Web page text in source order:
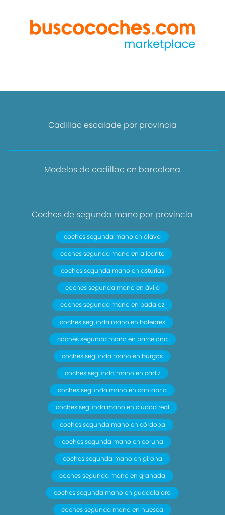
Cadillac escalade por provincia
Modelos de cadillac en barcelona
Coches de segunda mano por provincia
coches segunda mano en álava
coches segunda mano en alicante
coches segunda mano en asturias
coches segunda mano en ávila
coches segunda mano en badajoz
coches segunda mano en baleares
coches segunda mano en barcelona
coches segunda mano en burgos
coches segunda mano en cádiz
coches segunda mano en cantabria
coches segunda mano en ciudad real
coches segunda mano en córdoba
coches segunda mano en coruña
coches segunda mano en girona
coches segunda mano en granada
coches segunda mano en guadalajara
coches segunda mano en huesca